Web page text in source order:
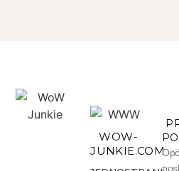
WOW-
JUNKIE.COM